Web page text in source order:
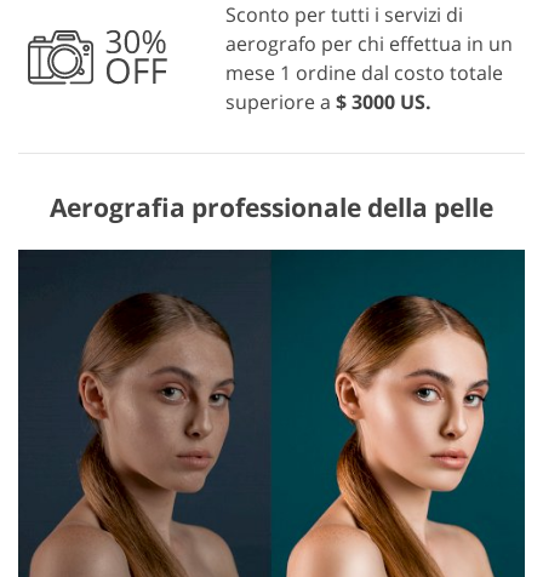
Sconto per tutti i servizi di
aerografo per chi effettua in un
mese 1 ordine dal costo totale
superiore a $ 3000 US.
Aerografia professionale della pelle